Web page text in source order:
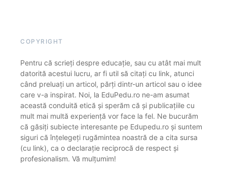
COPYRIGHT
Pentru că scrieți despre educație, sau cu atât mai mult
datorită acestui lucru, ar fi util să citați cu link, atunci
când preluați un articol, părți dintr-un articol sau o idee
care v-a inspirat. Noi, la EduPedu.ro ne-am asumat
această conduită etică și sperăm că și publicațiile cu
mult mai multă experiență vor face la fel. Ne bucurăm
că găsiți subiecte interesante pe Edupedu.ro și suntem
siguri că înțelegeți rugămintea noastră de a cita sursa
(cu link), ca o declarație reciprocă de respect și
profesionalism. Vă mulțumim!